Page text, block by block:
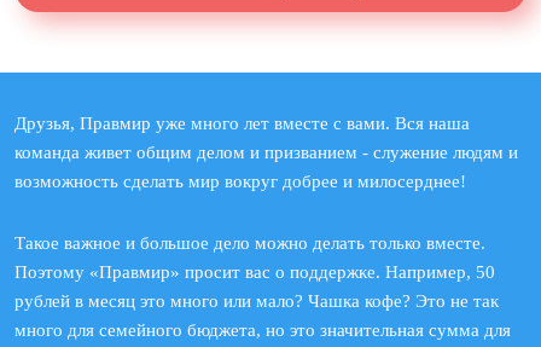
Друзья, Правмир уже много лет вместе с вами. Вся наша
команда живет общим делом и призванием - служение людям и
возможность сделать мир вокруг добрее и милосерднее!
Такое важное и большое дело можно делать только вместе.
Поэтому «Правмир» просит вас о поддержке. Например, 50
рублей в месяц это много или мало? Чашка кофе? Это не так
много для семейного бюджета, но это значительная сумма для